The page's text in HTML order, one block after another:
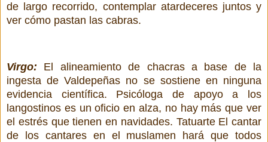
de largo recorrido, contemplar atardeceres juntos y
ver cómo pastan las cabras.
Virgo: El alineamiento de chacras a base de la
ingesta de Valdepeñas no se sostiene en ninguna
evidencia científica.
Psicóloga de apoyo a los
langostinos es un oficio en alza, no hay más que ver
el estrés que tienen en navidades. Tatuarte El cantar
de los cantares en el muslamen hará que todos